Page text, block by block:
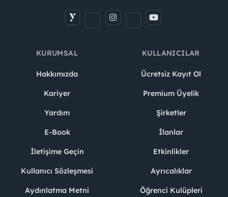
KURUMSAL
Hakkımızda
Kariyer
Yardım
E-Book
İletişime Geçin
Kullanıcı Sözleşmesi
Aydınlatma Metni
KULLANICILAR
Ücretsiz Kayıt Ol
Premium Üyelik
Şirketler
İlanlar
Etkinlikler
Ayrıcalıklar
Öğrenci Kulüpleri